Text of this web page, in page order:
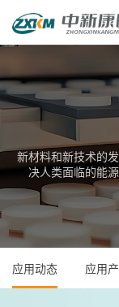
新材料和新技术的
决人类面临的能
应用动态 应用